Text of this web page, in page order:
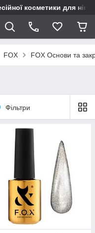
косметики для
FOX FOX Основи та
Фільтри